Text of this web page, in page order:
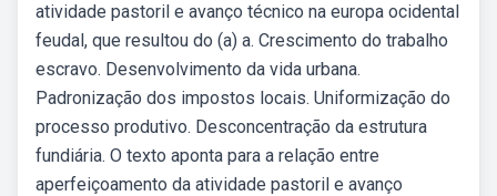
atividade pastoril e avanço técnico na europa ocidental
feudal, que resultou do (a) a. Crescimento do trabalho
escravo. Desenvolvimento da vida urbana.
Padronização dos impostos locais. Uniformização do
processo produtivo. Desconcentração da estrutura
fundiária. O texto aponta para a relação entre
aperfeiçoamento da atividade pastoril e avanço